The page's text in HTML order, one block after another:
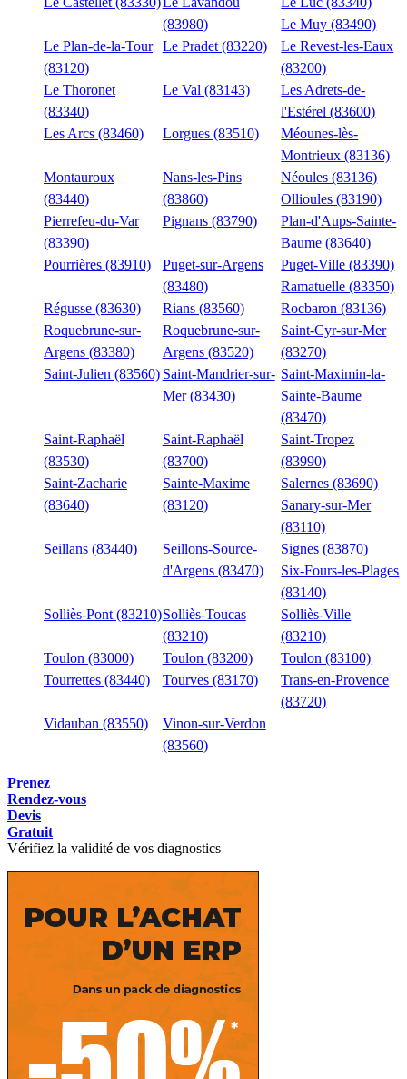
(83980)
Le Muy (83490)
Le Plan-de-la-Tour
(83120)
Le Pradet (83220)
Le Revest-les-Eaux
(83200)
Le Thoronet
(83340)
Le Val (83143)
Les Adrets-de-
l'Estérel (83600)
Les Arcs (83460)
Lorgues (83510)
Méounes-lès-
Montrieux (83136)
Montauroux
(83440)
Nans-les-Pins
(83860)
Néoules (83136)
Ollioules (83190)
Pierrefeu-du-Var
(83390)
Pignans (83790)
Plan-d'Aups-Sainte-
Baume (83640)
Pourrières (83910)
Puget-sur-Argens
(83480)
Puget-Ville (83390)
Ramatuelle (83350)
Régusse (83630)
Rians (83560)
Rocbaron (83136)
Roquebrune-sur-
Argens (83380)
Roquebrune-sur-
Argens (83520)
Saint-Cyr-sur-Mer
(83270)
Saint-Julien (83560) Saint-Mandrier-sur-
Mer (83430)
Saint-Maximin-la-
Sainte-Baume
(83470)
Saint-Raphaël
(83530)
Saint-Raphaël
(83700)
Saint-Tropez
(83990)
Saint-Zacharie
(83640)
Sainte-Maxime
(83120)
Salernes (83690)
Sanary-sur-Mer
(83110)
Seillans (83440)
Seillons-Source-
d'Argens (83470)
Signes (83870)
Six-Fours-les-Plages
(83140)
Solliès-Pont (83210)Solliès-Toucas
(83210)
Solliès-Ville
(83210)
Toulon (83000)
Toulon (83200)
Toulon (83100)
Tourrettes (83440)
Tourves (83170)
Trans-en-Provence
(83720)
Vidauban (83550)
Vinon-sur-Verdon
(83560)
Prenez
Rendez-vous
Devis
Gratuit
Vérifiez la validité de vos diagnostics